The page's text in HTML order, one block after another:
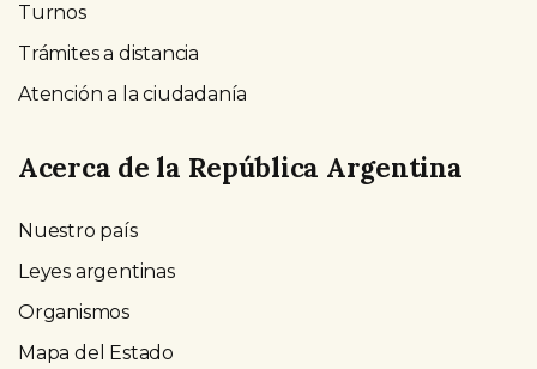
Turnos
Trámites a distancia
Atención a la ciudadanía
Acerca de la República Argentina
Nuestro país
Leyes argentinas
Organismos
Mapa del Estado